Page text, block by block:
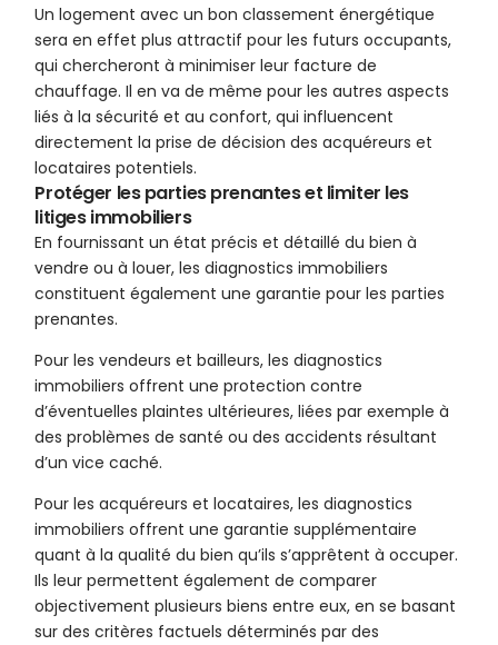
Un logement avec un bon classement énergétique
sera en effet plus attractif pour les futurs occupants,
qui chercheront à minimiser leur facture de
chauffage. Il en va de même pour les autres aspects
liés à la sécurité et au confort, qui influencent
directement la prise de décision des acquéreurs et
locataires potentiels.
Protéger les parties prenantes et limiter les
litiges immobiliers
En fournissant un état précis et détaillé du bien à
vendre ou à louer, les diagnostics immobiliers
constituent également une garantie pour les parties
prenantes.
Pour les vendeurs et bailleurs, les diagnostics
immobiliers offrent une protection contre
d’éventuelles plaintes ultérieures, liées par exemple à
des problèmes de santé ou des accidents résultant
d’un vice caché.
Pour les acquéreurs et locataires, les diagnostics
immobiliers offrent une garantie supplémentaire
quant à la qualité du bien qu’ils s’apprêtent à occuper.
Ils leur permettent également de comparer
objectivement plusieurs biens entre eux, en se basant
sur des critères factuels déterminés par des